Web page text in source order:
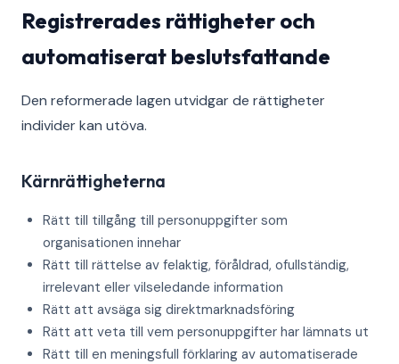
Registrerades rättigheter och
automatiserat beslutsfattande
Den reformerade lagen utvidgar de rättigheter
individer kan utöva.
Kärnrättigheterna
Rätt till tillgång till personuppgifter som
organisationen innehar
Rätt till rättelse av felaktig, föråldrad, ofullständig,
irrelevant eller vilseledande information
Rätt att avsäga sig direktmarknadsföring
Rätt att veta till vem personuppgifter har lämnats ut
Rätt till en meningsfull förklaring av automatiserade